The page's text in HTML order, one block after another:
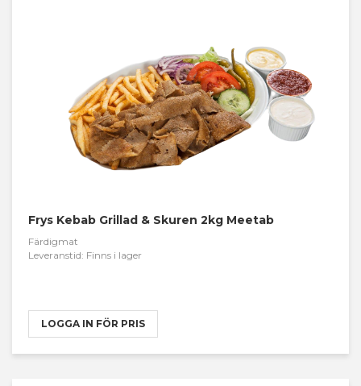
Frys Kebab Grillad & Skuren 2kg Meetab
Färdigmat
Leveranstid: Finns i lager
LOGGA IN FÖR PRIS